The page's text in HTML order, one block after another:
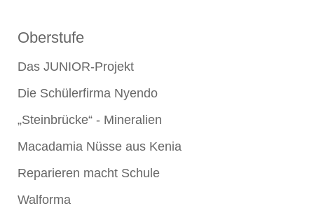
Oberstufe
Das JUNIOR-Projekt
Die Schülerfirma Nyendo
„Steinbrücke“ - Mineralien
Macadamia Nüsse aus Kenia
Reparieren macht Schule
Walforma